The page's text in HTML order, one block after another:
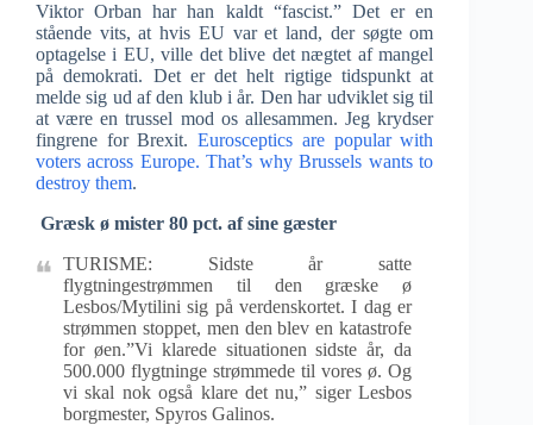
Viktor Orban har han kaldt “fascist.” Det er en
stående vits, at hvis EU var et land, der søgte om
optagelse i EU, ville det blive det nægtet af mangel
på demokrati. Det er det helt rigtige tidspunkt at
melde sig ud af den klub i år. Den har udviklet sig til
at være en trussel mod os allesammen. Jeg krydser
fingrene for Brexit. Eurosceptics are popular with
voters across Europe. That’s why Brussels wants to
destroy them.
Græsk ø mister 80 pct. af sine gæster
TURISME: Sidste år satte
flygtningestrømmen til den græske ø
Lesbos/Mytilini sig på verdenskortet. I dag er
strømmen stoppet, men den blev en katastrofe
for øen.”Vi klarede situationen sidste år, da
500.000 flygtninge strømmede til vores ø. Og
vi skal nok også klare det nu,” siger Lesbos
borgmester, Spyros Galinos.